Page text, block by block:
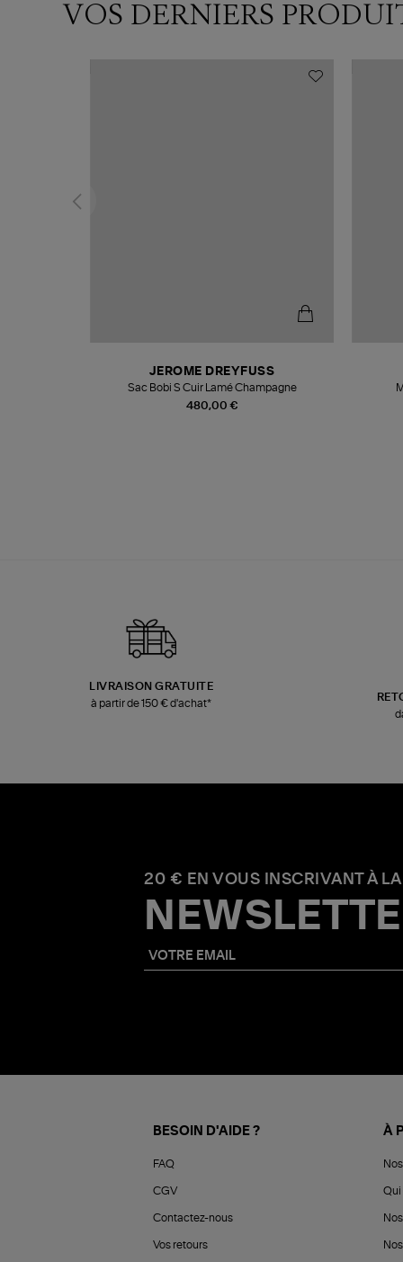
VOS DERNIERS
480,00 €
JEROME DREYFUSS
Sac Bobi S Cuir Lamé Champagne
LIVRAISON GRATUITE
à partir de 150 € d'achat*
20 € EN VOUS INSCRIVANT À LA
BESOIN D'AIDE ?
FAQ
CGV
Contactez-nous
Vos retours
À
Qui